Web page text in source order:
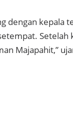
dengan kepala
Majapahit,”